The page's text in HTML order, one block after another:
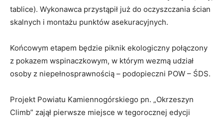
tablice). Wykonawca przystąpił już do oczyszczania ścian
skalnych i montażu punktów asekuracyjnych.
Końcowym etapem będzie piknik ekologiczny połączony
z pokazem wspinaczkowym, w którym wezmą udział
osoby z niepełnosprawnością – podopieczni POW – ŚDS.
Projekt Powiatu Kamiennogórskiego pn. „Okrzeszyn
Climb” zajął pierwsze miejsce w tegorocznej edycji